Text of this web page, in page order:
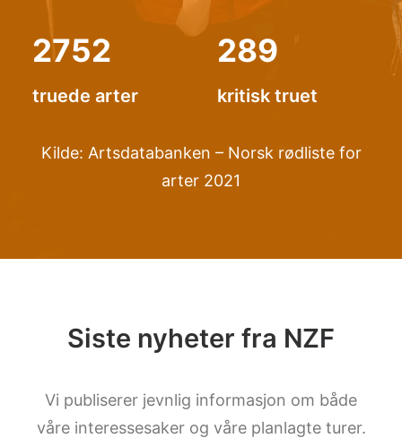
2752
truede arter
289
kritisk truet
Kilde: Artsdatabanken – Norsk rødliste for
arter 2021
Siste nyheter fra NZF
Vi publiserer jevnlig informasjon om både
våre interessesaker og våre planlagte turer.